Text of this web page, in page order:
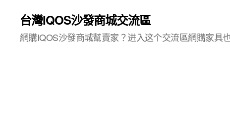
台灣IQOS沙發商城交流區
網購IQOS沙發商城幫賣家？进入这个交流區網購家具